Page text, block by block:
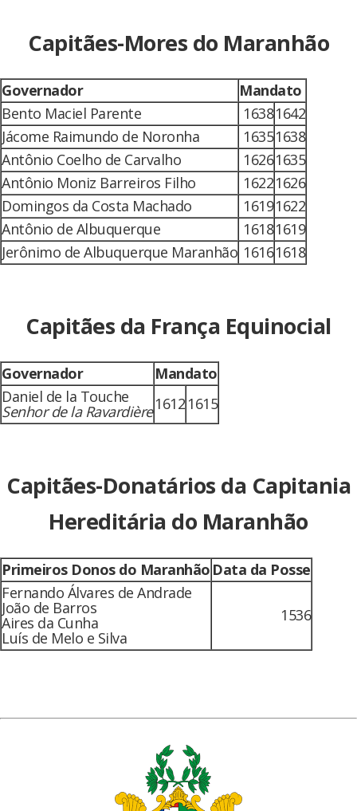
Capitães-Mores do Maranhão
Governador
Mandato
Bento Maciel Parente
16381642
Jácome Raimundo de Noronha
16351638
Antônio Coelho de Carvalho
16261635
Antônio Moniz Barreiros Filho
16221626
Domingos da Costa Machado
16191622
Antônio de Albuquerque
16181619
Jerônimo de Albuquerque Maranhão 16161618
Capitães da França Equinocial
Governador
Mandato
Daniel de la Touche
Senhor de la Ravardière1612 1615
Capitães-Donatários da Capitania
Hereditária do Maranhão
Primeiros Donos do Maranhão Data da Posse
Fernando Álvares de Andrade
João de Barros
Aires da Cunha
Luís de Melo e Silva
1536